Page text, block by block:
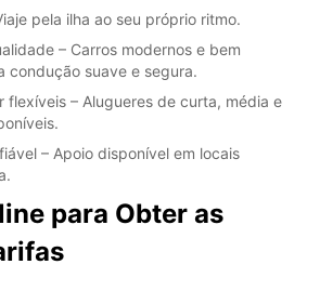
pela ilha ao seu próprio ritmo.
– Carros modernos e bem
condução suave e segura.
flexíveis – Alugueres de curta, média e
– Apoio disponível em locais
para Obter as